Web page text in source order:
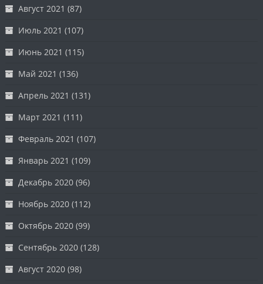
Август 2021 (87)
Июль 2021 (107)
Июнь 2021 (115)
Май 2021 (136)
Апрель 2021 (131)
Март 2021 (111)
Февраль 2021 (107)
Январь 2021 (109)
Декабрь 2020 (96)
Ноябрь 2020 (112)
Октябрь 2020 (99)
Сентябрь 2020 (128)
Август 2020 (98)